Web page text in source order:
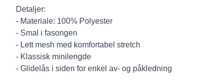
Detaljer:
- Materiale: 100% Polyester
- Smal i fasongen
- Lett mesh med komfortabel stretch
- Klassisk minilengde
- Glidelås i siden for enkel av- og påkledning